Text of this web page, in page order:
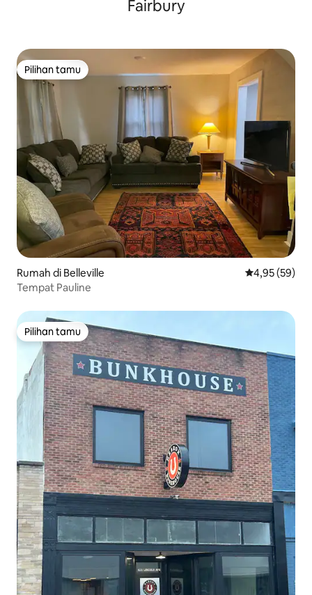
Fairbury
Pilihan tamu
Pilihan tamu
Rumah di Belleville Nilai rata-rata
4,95 (59)
Tempat Pauline
Pilihan tamu
Pilihan tamu